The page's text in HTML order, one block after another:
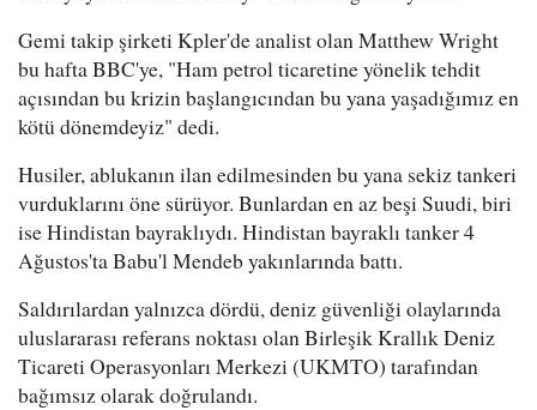
Gemi takip şirketi Kpler'de analist olan Matthew Wright
bu hafta BBC'ye, "Ham petrol ticaretine yönelik tehdit
açısından bu krizin başlangıcından bu yana yaşadığımız en
kötü dönemdeyiz" dedi.
Husiler, ablukanın ilan edilmesinden bu yana sekiz tankeri
vurduklarını öne sürüyor. Bunlardan en az beşi Suudi, biri
ise Hindistan bayraklıydı. Hindistan bayraklı tanker 4
Ağustos'ta Babu'l Mendeb yakınlarında battı.
Saldırılardan yalnızca dördü, deniz güvenliği olaylarında
uluslararası referans noktası olan Birleşik Krallık Deniz
Ticareti Operasyonları Merkezi (UKMTO) tarafından
bağımsız olarak doğrulandı.